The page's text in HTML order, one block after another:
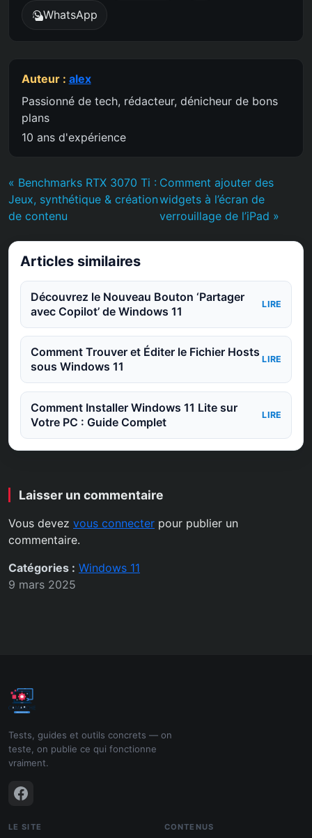
WhatsApp
Auteur : alex
Passionné de tech, rédacteur, dénicheur de bons
plans
10 ans d'expérience
« Benchmarks RTX 3070 Ti :
Jeux, synthétique & création
de contenu
Comment ajouter des
widgets à l’écran de
verrouillage de l’iPad »
Articles similaires
Découvrez le Nouveau Bouton ‘Partager
avec Copilot’ de Windows 11
LIRE
Comment Trouver et Éditer le Fichier Hosts
sous Windows 11
LIRE
Comment Installer Windows 11 Lite sur
Votre PC : Guide Complet
LIRE
Laisser un commentaire
Vous devez vous connecter pour publier un
commentaire.
Catégories : Windows 11
9 mars 2025
Tests, guides et outils concrets — on
teste, on publie ce qui fonctionne
vraiment.
LE SITE CONTENUS